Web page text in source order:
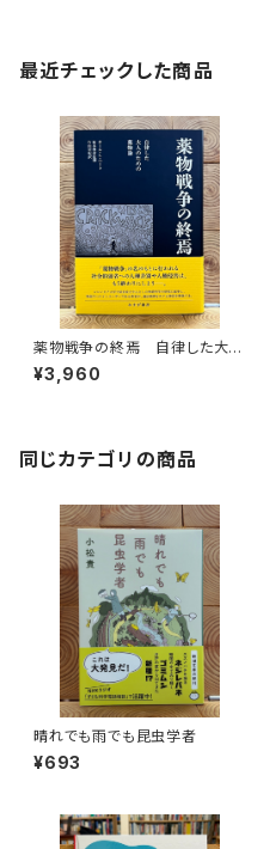
最近チェックした商品
薬物戦争の終焉 自律した大人
のための薬物論
¥3,960
同じカテゴリの商品
晴れでも雨でも昆虫学者
¥693